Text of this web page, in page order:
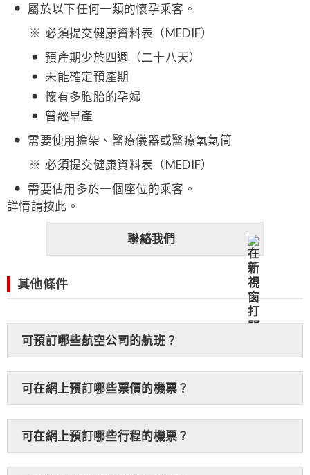
屬於以下任何一類的懷孕乘客。
必須提交健康資料表（MEDIF）
預產期少於四週（二十八天）
未能確定預產期
懷有多胞胎的孕婦
曾經早產
需要使用擔架、醫療儀器或醫療氧氣筒
必須提交健康資料表（MEDIF）
需要佔用多於一個座位的乘客。
詳情請按此。
聯絡我們
其他條件
可預訂哪些航空公司的航班？
可在網上預訂哪些票價的機票？
可在網上預訂哪些行程的機票？